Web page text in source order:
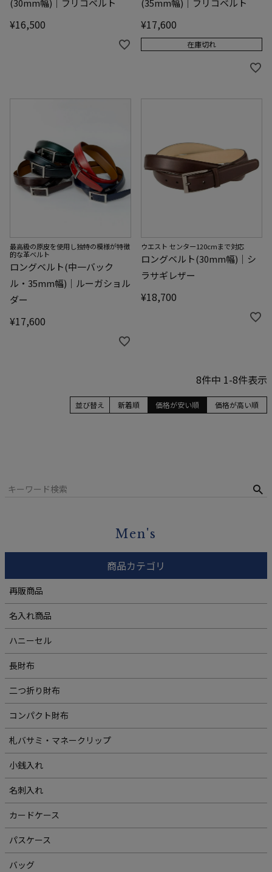
Men's
商品カテゴリ
再販商品
名入れ商品
ハニーセル
長財布
二つ折り財布
コンパクト財布
札バサミ・マネークリップ
小銭入れ
名刺入れ
カードケース
パスケース
バッグ
(30mm幅)｜フリコベルト
¥16,500
(35mm幅)｜フリコベルト
¥17,600
在庫切れ
最高級の原皮を使用し独特の模様が特徴
的な革ベルト
ロングベルト(中一バック
ル・35mm幅)｜ルーガショル
ダー
¥17,600
ウエスト センター120cmまで対応
ロングベルト(30mm幅)｜シ
ラサギレザー
¥18,700
並び替え 価格が安い順 価格が高い順
新着順
8件中 1-8件表示